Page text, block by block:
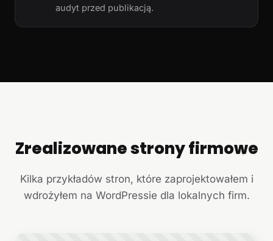
audyt przed publikacją.
+
Zrealizowane strony firmowe
Kilka przykładów stron, które zaprojektowałem i
wdrożyłem na WordPressie dla lokalnych firm.